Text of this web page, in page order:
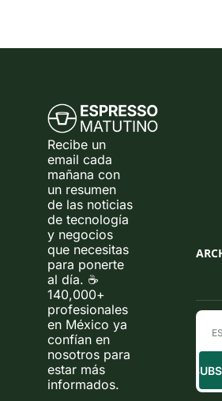
Recibe un
email cada
mañana con
un resumen
de las noticias
de tecnología
y negocios
que necesitas
para ponerte
al día. ☕
140,000+
profesionales
en México ya
confían en
nosotros para
estar más
informados.